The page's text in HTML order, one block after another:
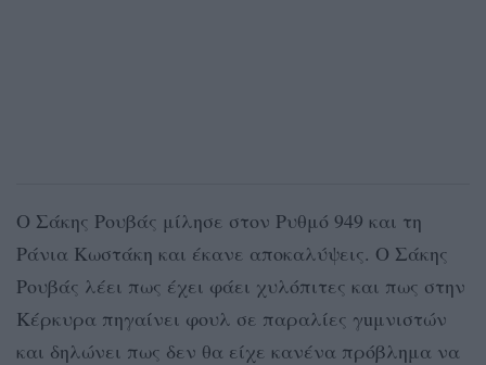
Ο Σάκης Ρουβάς μίλησε στον Ρυθμό 949 και τη
Ράνια Κωστάκη και έκανε αποκαλύψεις. Ο Σάκης
Ρουβάς λέει πως έχει φάει χυλόπιτες και πως στην
Κέρκυρα πηγαίνει φουλ σε παραλίες γuμνιστών
και δηλώνει πως δεν θα είχε κανένα πρόβλημα να